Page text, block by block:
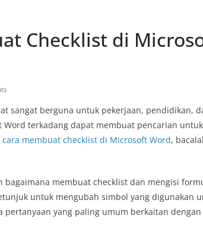
Checklist di
sangat berguna untuk pekerjaan, pendidikan,
terkadang dapat membuat pencarian
cara membuat checklist di Microsoft Word,
bagaimana membuat checklist dan mengisi
untuk mengubah simbol yang digunakan
pertanyaan yang paling umum berkaitan